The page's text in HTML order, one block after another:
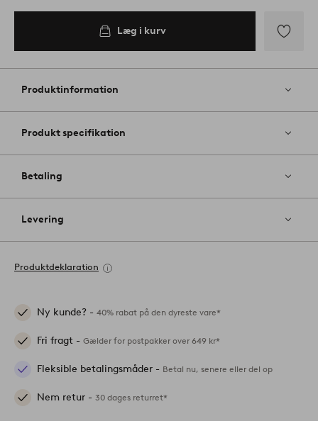
Læg i kurv
til
Produktinformation
Produkt specifikation
Betaling
Levering
Produktdeklaration
Ny kunde? - 40% rabat på den dyreste vare*
Fri fragt - Gælder for postpakker over 649 kr*
Fleksible betalingsmåder - Betal nu, senere eller del op
Nem retur - 30 dages returret*